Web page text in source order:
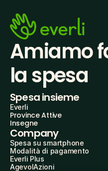
Amiamo
la spesa
Spesa insieme
Everli
Province Attive
Insegne
Company
Spesa su smartphone
Modalità di pagamento
Everli Plus
AgevolAzioni